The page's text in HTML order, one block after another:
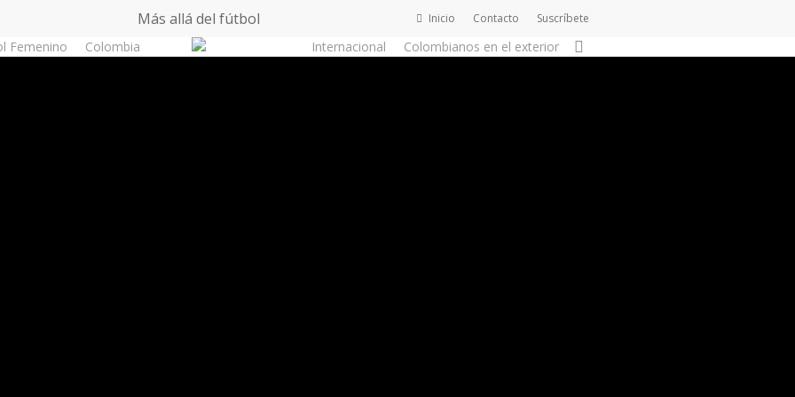
Más allá del fútbol Inicio Contacto Suscríbete
Femenino Colombia Internacional Colombianos en el exterior